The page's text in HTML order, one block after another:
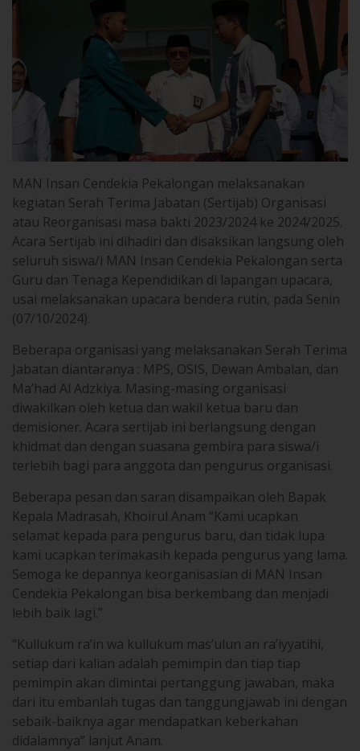
MAN Insan Cendekia Pekalongan melaksanakan
kegiatan Serah Terima Jabatan (Sertijab) Organisasi
atau Reorganisasi masa bakti 2023/2024 ke 2024/2025.
Acara Sertijab ini dihadiri dan disaksikan langsung oleh
seluruh siswa/i MAN Insan Cendekia Pekalongan serta
Guru dan Tenaga Kependidikan di lapangan upacara,
usai melaksanakan upacara bendera rutin, pada Senin
(07/10/2024).
Beberapa organisasi yang melaksanakan Serah Terima
Jabatan diantaranya : MPS, OSIS, Dewan Ambalan, dan
Ma’had Al Adzkiya. Masing-masing organisasi
diwakilkan oleh ketua dan wakil ketua baru dan
demisioner. Acara sertijab ini berlangsung dengan
khidmat dan dengan suasana gembira para siswa/i
terlebih bagi para anggota dan pengurus organisasi.
Beberapa pesan dan saran disampaikan oleh Bapak
Kepala Madrasah, Khoirul Anam “Kami ucapkan
selamat kepada para pengurus baru, dan tidak lupa
kami ucapkan terimakasih kepada pengurus yang lama.
Semoga ke depannya keorganisasian di MAN Insan
Cendekia Pekalongan bisa berkembang dan menjadi
lebih baik lagi.”
“Kullukum ra’in wa kullukum mas’ulun an ra’iyyatihi,
setiap dari kalian adalah pemimpin dan tiap tiap
pemimpin akan dimintai pertanggung jawaban, maka
dari itu embanlah tugas dan tanggungjawab ini dengan
sebaik-baiknya agar mendapatkan keberkahan
didalamnya” lanjut Anam.